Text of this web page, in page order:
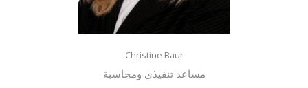
Christine Baur
مساعد تنفيذي ومحاسبة